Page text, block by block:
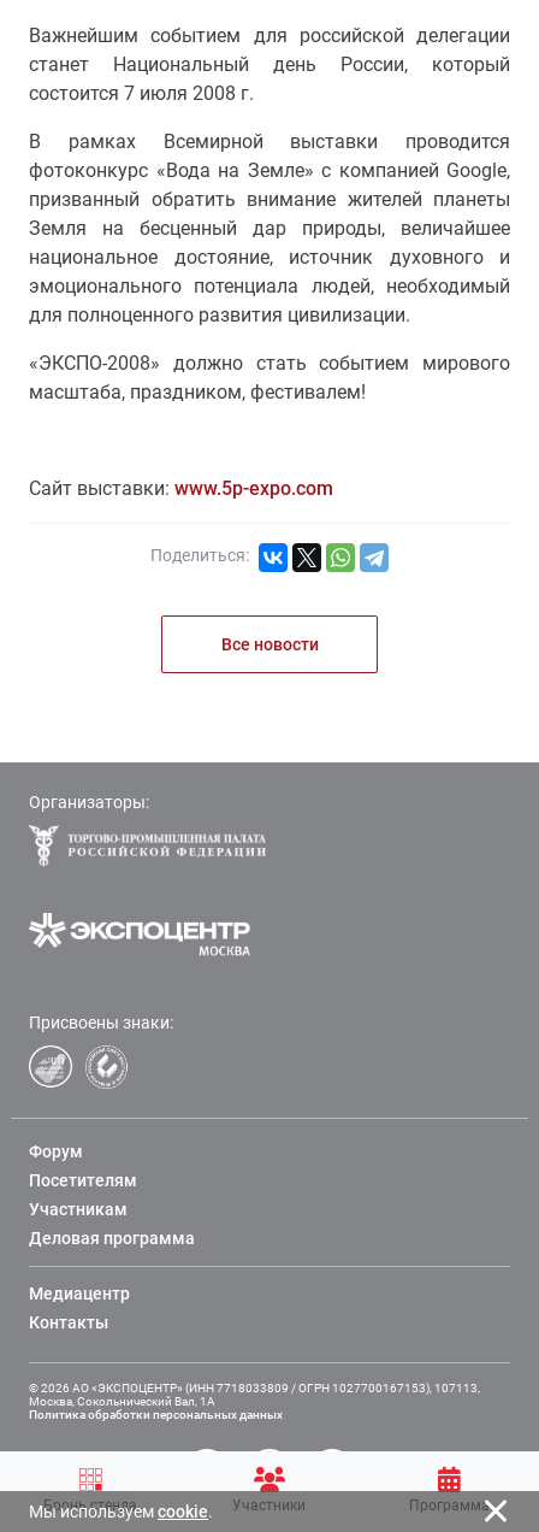
Важнейшим событием для российской делегации
станет Национальный день России, который
состоится 7 июля 2008 г.
В рамках Всемирной выставки проводится
фотоконкурс «Вода на Земле» с компанией Google,
призванный обратить внимание жителей планеты
Земля на бесценный дар природы, величайшее
национальное достояние, источник духовного и
эмоционального потенциала людей, необходимый
для полноценного развития цивилизации.
«ЭКСПО-2008» должно стать событием мирового
масштаба, праздником, фестивалем!
Сайт выставки: www.5p-expo.com
Поделиться:
Все новости
Организаторы:
Присвоены знаки:
Форум
Посетителям
Участникам
Деловая программа
Медиацентр
Контакты
© 2026 АО «ЭКСПОЦЕНТР» (ИНН 7718033809 / ОГРН 1027700167153), 107113,
Москва, Сокольнический Вал, 1А
Политика обработки персональных данных
Бронь стенда Участники Программа
Мы используемcookie.